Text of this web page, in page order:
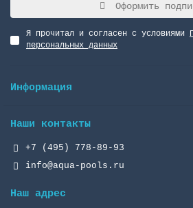
Оформить
Я прочитал и согласен с условиями
персональных данных
Информация
Наши контакты
+7 (495) 778-89-93
info@aqua-pools.ru
Наш адрес